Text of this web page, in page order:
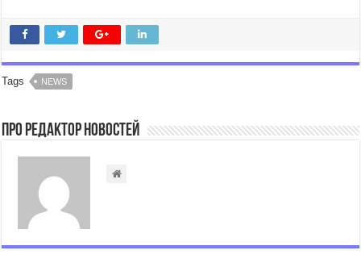
Tags NEWS
Про Редактор Новостей